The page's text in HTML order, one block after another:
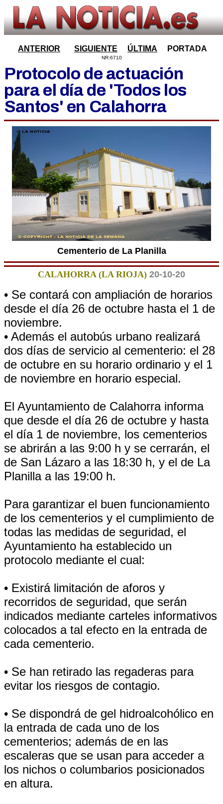
ANTERIOR SIGUIENTE ÚLTIMA PORTADA
NR:6710
Protocolo de actuación
para el día de 'Todos los
Santos' en Calahorra
Cementerio de La Planilla
CALAHORRA (LA RIOJA) 20-10-20
• Se contará con ampliación de horarios
desde el día 26 de octubre hasta el 1 de
noviembre.
• Además el autobús urbano realizará
dos días de servicio al cementerio: el 28
de octubre en su horario ordinario y el 1
de noviembre en horario especial.
El Ayuntamiento de Calahorra informa
que desde el día 26 de octubre y hasta
el día 1 de noviembre, los cementerios
se abrirán a las 9:00 h y se cerrarán, el
de San Lázaro a las 18:30 h, y el de La
Planilla a las 19:00 h.
Para garantizar el buen funcionamiento
de los cementerios y el cumplimiento de
todas las medidas de seguridad, el
Ayuntamiento ha establecido un
protocolo mediante el cual:
• Existirá limitación de aforos y
recorridos de seguridad, que serán
indicados mediante carteles informativos
colocados a tal efecto en la entrada de
cada cementerio.
• Se han retirado las regaderas para
evitar los riesgos de contagio.
• Se dispondrá de gel hidroalcohólico en
la entrada de cada uno de los
cementerios; además de en las
escaleras que se usan para acceder a
los nichos o columbarios posicionados
en altura.